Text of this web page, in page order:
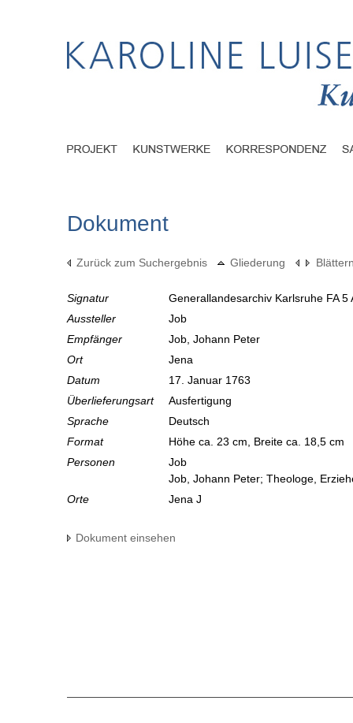
Dokument
Zurück zum Suchergebnis Gliederung
Signatur
Generallandesarchiv Karlsruhe FA
Aussteller
Job
Empfänger
Job, Johann Peter
Ort
Jena
Datum
17. Januar 1763
Überlieferungsart
Ausfertigung
Sprache
Deutsch
Format
Höhe ca. 23 cm, Breite ca. 18,5 cm
Personen
Job
Job, Johann Peter; Theologe,
Orte
Jena J
Dokument einsehen